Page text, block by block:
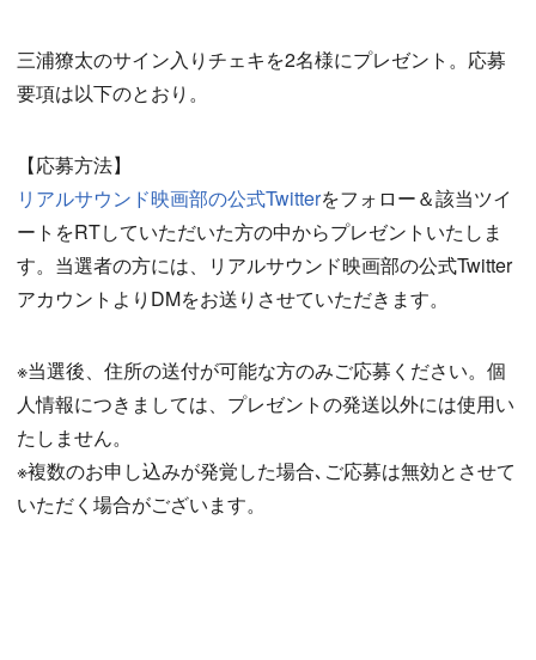
三浦獠太のサイン入りチェキを2名様にプレゼント。応募
要項は以下のとおり。
【応募方法】
リアルサウンド映画部の公式Twitterをフォロー＆該当ツイ
ートをRTしていただいた方の中からプレゼントいたしま
す。当選者の方には、リアルサウンド映画部の公式Twitter
アカウントよりDMをお送りさせていただきます。
※当選後、住所の送付が可能な方のみご応募ください。個
人情報につきましては、プレゼントの発送以外には使用い
たしません。
※複数のお申し込みが発覚した場合､ご応募は無効とさせて
いただく場合がございます。